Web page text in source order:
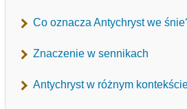
Co oznacza Antychryst we
Znaczenie w sennikach
Antychryst w różnym